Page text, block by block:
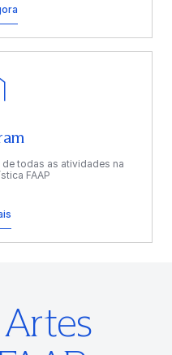
todas as atividades na
FAAP